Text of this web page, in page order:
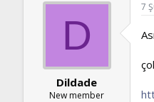
D
Dildade
New member
7